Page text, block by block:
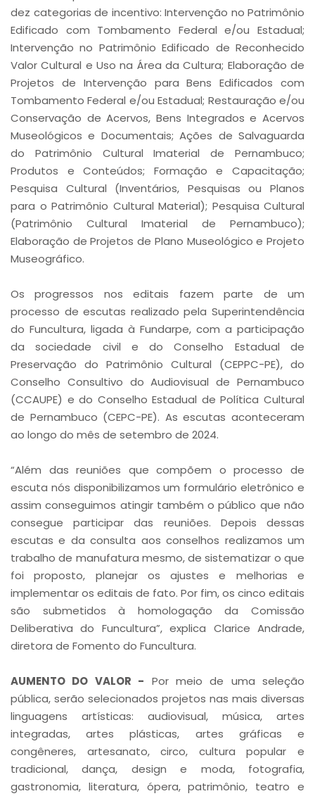
dez categorias de incentivo: Intervenção no Patrimônio
Edificado com Tombamento Federal e/ou Estadual;
Intervenção no Patrimônio Edificado de Reconhecido
Valor Cultural e Uso na Área da Cultura; Elaboração de
Projetos de Intervenção para Bens Edificados com
Tombamento Federal e/ou Estadual; Restauração e/ou
Conservação de Acervos, Bens Integrados e Acervos
Museológicos e Documentais; Ações de Salvaguarda
do Patrimônio Cultural Imaterial de Pernambuco;
Produtos e Conteúdos; Formação e Capacitação;
Pesquisa Cultural (Inventários, Pesquisas ou Planos
para o Patrimônio Cultural Material); Pesquisa Cultural
(Patrimônio Cultural Imaterial de Pernambuco);
Elaboração de Projetos de Plano Museológico e Projeto
Museográfico.
Os progressos nos editais fazem parte de um
processo de escutas realizado pela Superintendência
do Funcultura, ligada à Fundarpe, com a participação
da sociedade civil e do Conselho Estadual de
Preservação do Patrimônio Cultural (CEPPC-PE), do
Conselho Consultivo do Audiovisual de Pernambuco
(CCAUPE) e do Conselho Estadual de Política Cultural
de Pernambuco (CEPC-PE). As escutas aconteceram
ao longo do mês de setembro de 2024.
“Além das reuniões que compõem o processo de
escuta nós disponibilizamos um formulário eletrônico e
assim conseguimos atingir também o público que não
consegue participar das reuniões. Depois dessas
escutas e da consulta aos conselhos realizamos um
trabalho de manufatura mesmo, de sistematizar o que
foi proposto, planejar os ajustes e melhorias e
implementar os editais de fato. Por fim, os cinco editais
são submetidos à homologação da Comissão
Deliberativa do Funcultura”, explica Clarice Andrade,
diretora de Fomento do Funcultura.
AUMENTO DO VALOR - Por meio de uma seleção
pública, serão selecionados projetos nas mais diversas
linguagens artísticas: audiovisual, música, artes
integradas, artes plásticas, artes gráficas e
congêneres, artesanato, circo, cultura popular e
tradicional, dança, design e moda, fotografia,
gastronomia, literatura, ópera, patrimônio, teatro e